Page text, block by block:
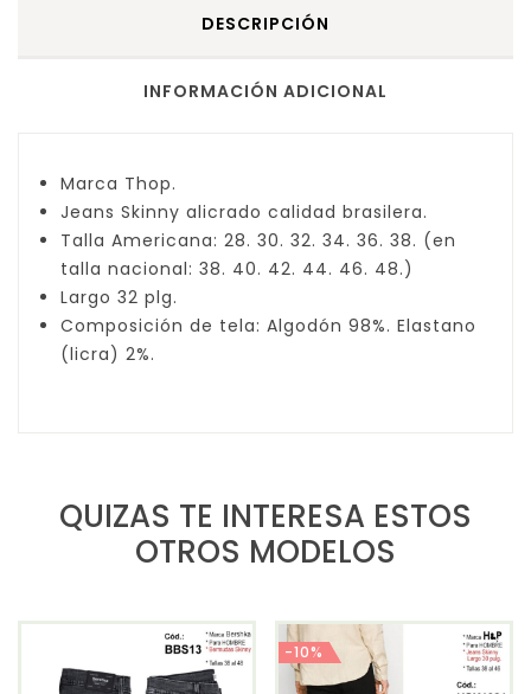
DESCRIPCIÓN
INFORMACIÓN ADICIONAL
Marca Thop.
Jeans Skinny alicrado calidad brasilera.
Talla Americana: 28. 30. 32. 34. 36. 38. (en
talla nacional: 38. 40. 42. 44. 46. 48.)
Largo 32 plg.
Composición de tela: Algodón 98%. Elastano
(licra) 2%.
QUIZAS TE INTERESA ESTOS
OTROS MODELOS
-10%